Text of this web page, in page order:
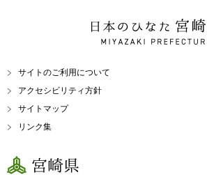
日本のひなた 宮崎県
MIYAZAKI PREFECTURE
サイトのご利用について
アクセシビリティ方針
サイトマップ
リンク集
宮崎県